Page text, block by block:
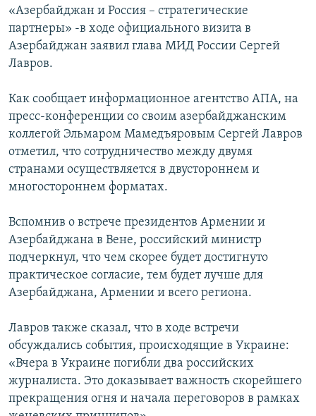
поиску
НАГОРНЫЙ КАРАБАХ
КУЛЬТУРА
СПОРТ
Հայերեն
English
Русский
Все сайты Радио Азатутюн
«Азербайджан и Россия – стратегические
партнеры» -в ходе официального визита в
Азербайджан заявил глава МИД России Сергей
Лавров.
Как сообщает информационное агентство АПА, на
пресс-конференции со своим азербайджанским
коллегой Эльмаром Мамедъяровым Сергей Лавров
отметил, что сотрудничество между двумя
странами осуществляется в двустороннем и
многостороннем форматах.
Вспомнив о встрече президентов Армении и
Азербайджана в Вене, российский министр
подчеркнул, что чем скорее будет достигнуто
практическое согласие, тем будет лучше для
Азербайджана, Армении и всего региона.
Лавров также сказал, что в ходе встречи
обсуждались события, происходящие в Украине:
«Вчера в Украине погибли два российских
журналиста. Это доказывает важность скорейшего
прекращения огня и начала переговоров в рамках